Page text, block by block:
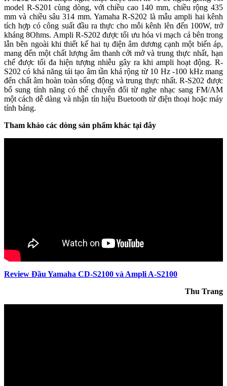
model R-S201 cùng dòng, với chiều cao 140 mm, chiều rộng 435
mm và chiều sâu 314 mm. Yamaha R-S202 là mẫu ampli hai kênh
tích hợp có công suất đầu ra thực cho mỗi kênh lên đến 100W, trở
kháng 8Ohms. Ampli R-S202 được tối ưu hóa vi mạch cả bên trong
lẫn bên ngoài khi thiết kế hai tụ điện âm dương cạnh một biến áp,
mang đến một chất lượng âm thanh cởi mở và trung thực nhất, hạn
chế được tối đa hiện tượng nhiễu gây ra khi ampli hoạt động. R-
S202 có khả năng tái tạo âm tần khá rộng từ 10 Hz -100 kHz mang
đến chất âm hoàn toàn sống động và trung thực nhất. R-S202 được
bổ sung tính năng có thể chuyển đổi từ nghe nhạc sang FM/AM
một cách dễ dàng và nhận tín hiệu Buetooth từ điện thoại hoặc máy
tính bảng.
Tham khảo các dòng sản phẩm khác tại đây
Review Đầu Yamaha CD-S2100 và Ampli A-S2100
Thu Trang